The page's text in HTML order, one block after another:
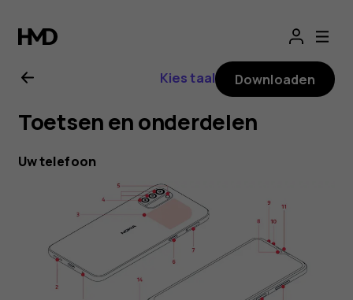
voor
Nokia
G21
Kies taal Downloaden
Toetsen en onderdelen
Uw telefoon